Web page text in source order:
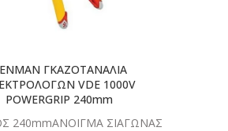
ΓΚΑΖΟΤΑΝΑΛΙΑ
VDE 1000V
POWERGRIP 240mm
240mmΑΝΟΙΓΜΑ ΣΙΑΓΩΝΑΣ